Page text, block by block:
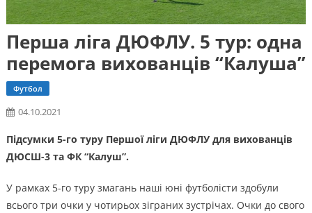
Перша ліга ДЮФЛУ. 5 тур: одна
перемога вихованців “Калуша”
Футбол
04.10.2021
Підсумки 5-го туру Першої ліги ДЮФЛУ для вихованців
ДЮСШ-3 та ФК “Калуш”.
У рамках 5-го туру змагань наші юні футболісти здобули
всього три очки у чотирьох зіграних зустрічах. Очки до свого